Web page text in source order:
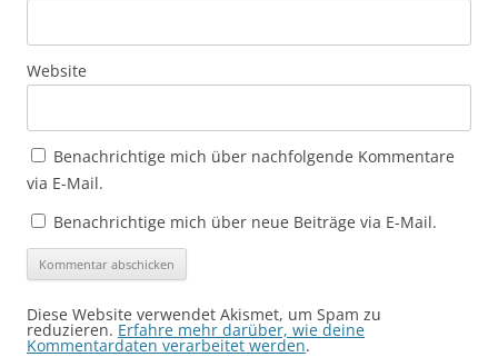
Website
Benachrichtige mich über nachfolgende Kommentare
via E-Mail.
Benachrichtige mich über neue Beiträge via E-Mail.
Diese Website verwendet Akismet, um Spam zu
reduzieren. Erfahre mehr darüber, wie deine
Kommentardaten verarbeitet werden.